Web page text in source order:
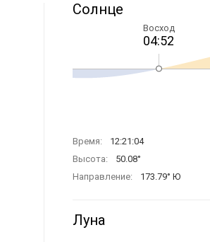
Солнце
Восход
04:52
Время:
12:21:04
Высота:
50.08°
Направление:
173.79° Ю
Луна